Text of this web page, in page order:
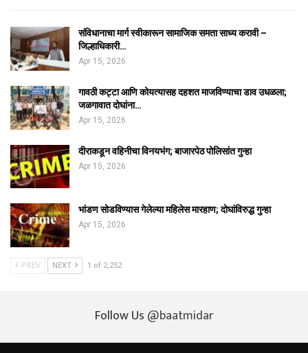
संविधानाचा मार्ग स्वीकारून सामाजिक समता साध्य करावी –
जिल्हाधिकारी…
Apr 15, 2026
गावठी कट्टा आणि कोयत्यासह दहशत माजविण्याचा डाव उधळला;
जळगावात दोघांना…
Apr 15, 2026
दीराकडून वहिनीचा विनयभंग; बाजारपेठ पोलिसांत गुन्हा
Apr 15, 2026
भांडण सोडविण्यास गेलेल्या महिलेस मारहाण; दोघांविरुद्ध गुन्हा
Apr 15, 2026
PREV NEXT 1 of 2,252
Follow Us @baatmidar